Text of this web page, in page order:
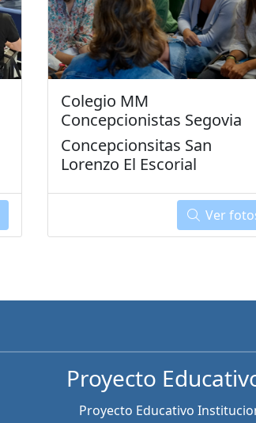
Colegio MM
Concepcionistas Segovia
Concepcionsitas San
Lorenzo El Escorial
Ver
Proyecto
Proyecto Educativo